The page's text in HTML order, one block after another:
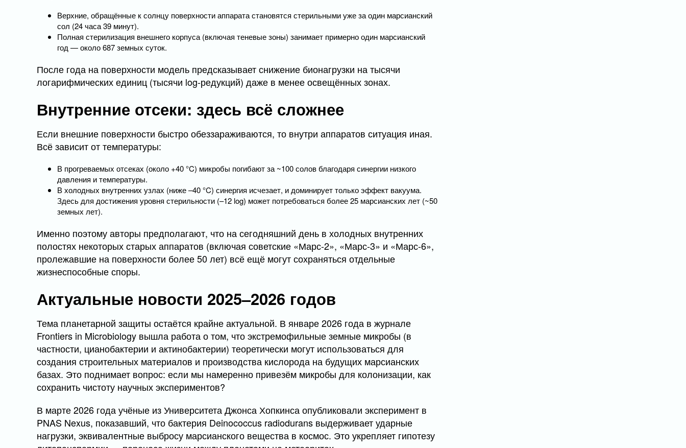
Верхние, обращённые к солнцу поверхности аппарата становятся стерильными уже за один марсианский
сол (24 часа 39 минут).
Полная стерилизация внешнего корпуса (включая теневые зоны) занимает примерно один марсианский
год — около 687 земных суток.
После года на поверхности модель предсказывает снижение бионагрузки на тысячи
логарифмических единиц (тысячи log-редукций) даже в менее освещённых зонах.
Внутренние отсеки: здесь всё сложнее
Если внешние поверхности быстро обеззараживаются, то внутри аппаратов ситуация иная.
Всё зависит от температуры:
В прогреваемых отсеках (около +40 °C) микробы погибают за ~100 солов благодаря синергии низкого
давления и температуры.
В холодных внутренних узлах (ниже –40 °C) синергия исчезает, и доминирует только эффект вакуума.
Здесь для достижения уровня стерильности (–12 log) может потребоваться более 25 марсианских лет (~50
земных лет).
Именно поэтому авторы предполагают, что на сегодняшний день в холодных внутренних
полостях некоторых старых аппаратов (включая советские «Марс-2», «Марс-3» и «Марс-6»,
пролежавшие на поверхности более 50 лет) всё ещё могут сохраняться отдельные
жизнеспособные споры.
Актуальные новости 2025–2026 годов
Тема планетарной защиты остаётся крайне актуальной. В январе 2026 года в журнале
Frontiers in Microbiology вышла работа о том, что экстремофильные земные микробы (в
частности, цианобактерии и актинобактерии) теоретически могут использоваться для
создания строительных материалов и производства кислорода на будущих марсианских
базах. Это поднимает вопрос: если мы намеренно привезём микробы для колонизации, как
сохранить чистоту научных экспериментов?
В марте 2026 года учёные из Университета Джонса Хопкинса опубликовали эксперимент в
PNAS Nexus, показавший, что бактерия Deinococcus radiodurans выдерживает ударные
нагрузки, эквивалентные выбросу марсианского вещества в космос. Это укрепляет гипотезу